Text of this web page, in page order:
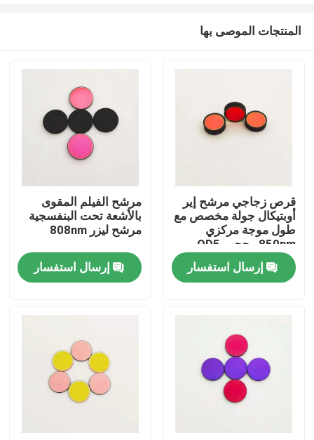
منزل
أشرطة فيديو
المنتجات الموصى بها
قرص زجاجي مرشح إير
أوبتيكال جولة مخصص مع
طول موجة مركزي
850nm وحجب OD5
200-1100nm
إرسال استفسار
مرشح الفيلم المقوى
بالأشعة تحت البنفسجية
مرشح ليزر 808nm
إرسال استفسار